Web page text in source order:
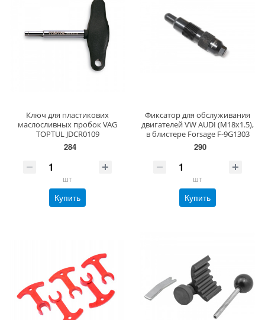
Ключ для пластикових
маслосливных пробок VAG
TOPTUL JDCR0109
284
шт
Купить
Фиксатор для обслуживания
двигателей VW AUDI (M18х1.5),
в блистере Forsage F-9G1303
290
шт
Купить